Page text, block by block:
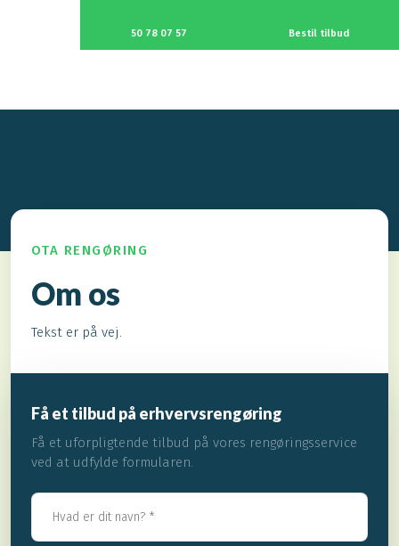
50 78 07 57 Bestil tilbud
OTA RENGØRING
Om os
Tekst er på vej.
Få et tilbud på erhvervsrengøring
Få et uforpligtende tilbud på vores rengøringsservice
ved at udfylde formularen.